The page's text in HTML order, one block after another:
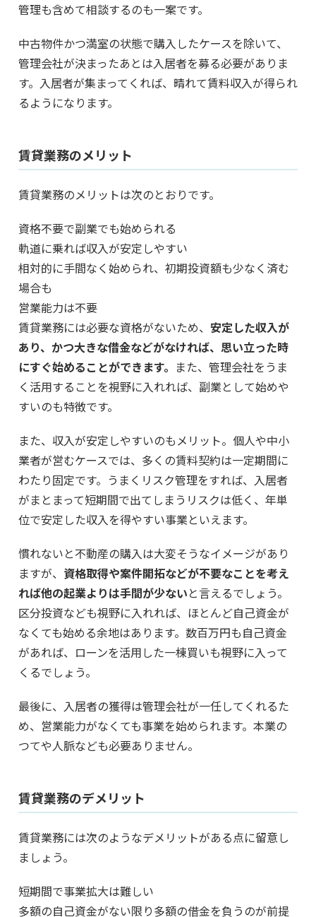
管理も含めて相談するのも一案です。
中古物件かつ満室の状態で購入したケースを除いて、
管理会社が決まったあとは入居者を募る必要がありま
す。入居者が集まってくれば、晴れて賃料収入が得られ
るようになります。
賃貸業務のメリット
賃貸業務のメリットは次のとおりです。
資格不要で副業でも始められる
軌道に乗れば収入が安定しやすい
相対的に手間なく始められ、初期投資額も少なく済む
場合も
営業能力は不要
賃貸業務には必要な資格がないため、 安定した収入が
あり、かつ大きな借金などがなければ、思い立った時
にすぐ始めることができます。 また、管理会社をうま
く活用することを視野に入れれば、副業として始めや
すいのも特徴です。
また、収入が安定しやすいのもメリット。個人や中小
業者が営むケースでは、多くの賃料契約は一定期間に
わたり固定です。うまくリスク管理をすれば、入居者
がまとまって短期間で出てしまうリスクは低く、年単
位で安定した収入を得やすい事業といえます。
慣れないと不動産の購入は大変そうなイメージがあり
ますが、 資格取得や案件開拓などが不要なことを考え
れば他の起業よりは手間が少ないと言えるでしょう。
区分投資なども視野に入れれば、ほとんど自己資金が
なくても始める余地はあります。数百万円も自己資金
があれば、ローンを活用した一棟買いも視野に入って
くるでしょう。
最後に、入居者の獲得は管理会社が一任してくれるた
め、営業能力がなくても事業を始められます。本業の
つてや人脈なども必要ありません。
賃貸業務のデメリット
賃貸業務には次のようなデメリットがある点に留意し
ましょう。
短期間で事業拡大は難しい
多額の自己資金がない限り多額の借金を負うのが前提